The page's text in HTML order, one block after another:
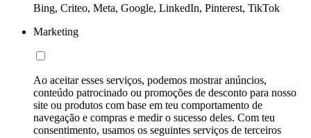
Bing, Criteo, Meta, Google, LinkedIn, Pinterest, TikTok
Marketing
Ao aceitar esses serviços, podemos mostrar anúncios,
conteúdo patrocinado ou promoções de desconto para nosso
site ou produtos com base em teu comportamento de
navegação e compras e medir o sucesso deles. Com teu
consentimento, usamos os seguintes serviços de terceiros